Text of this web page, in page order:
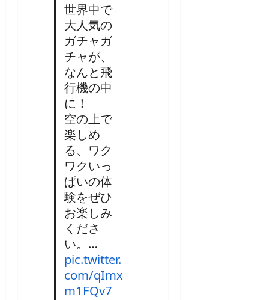
世界中で
大人気の
ガチャガ
チャが、
なんと飛
行機の中
に！
空の上で
楽しめ
る、ワク
ワクいっ
ぱいの体
験をぜひ
お楽しみ
くださ
い。…
pic.twitter.
com/qImx
m1FQv7